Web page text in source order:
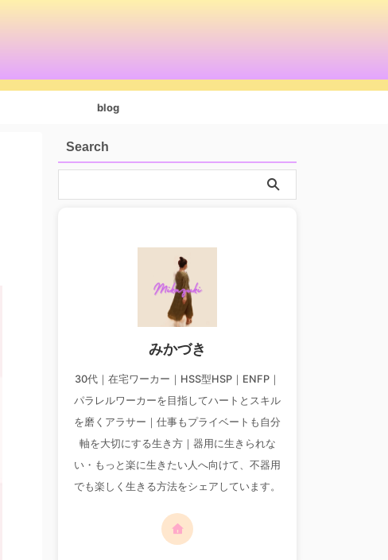
blog
Search
みかづき
30代｜在宅ワーカー｜HSS型HSP｜ENFP｜
パラレルワーカーを目指してハートとスキル
を磨くアラサー｜仕事もプライベートも自分
軸を大切にする生き方｜器用に生きられな
い・もっと楽に生きたい人へ向けて、不器用
でも楽しく生きる方法をシェアしています。